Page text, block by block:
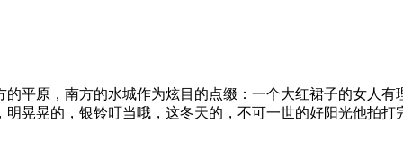
平原，南方的水城作为炫目的点缀：一个大红裙子的女人
晃晃的，银铃叮当哦，这冬天的，不可一世的好阳光他拍